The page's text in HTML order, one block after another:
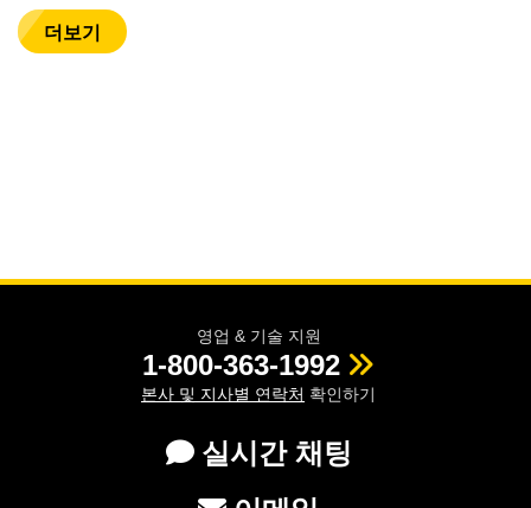
더보기
영업 & 기술 지원
1-800-363-1992
본사 및 지사별 연락처 확인하기
실시간 채팅